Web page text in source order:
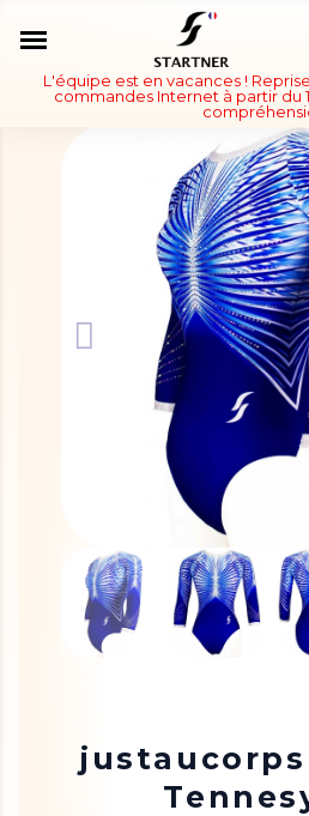
L'équipe est en vacances !
commandes Internet à partir du
justaucorps